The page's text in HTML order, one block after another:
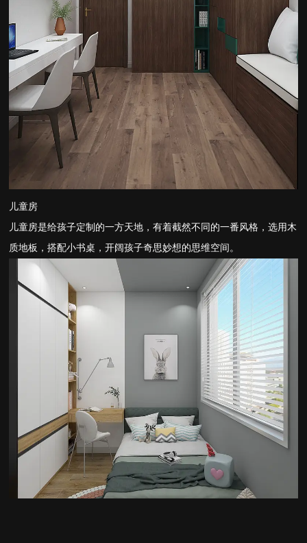
儿童房
儿童房是给孩子定制的一方天地，有着截然不同的一番风格，选用木
质地板，搭配小书桌，开阔孩子奇思妙想的思维空间。